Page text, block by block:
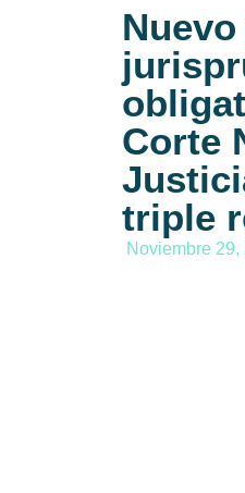
Corte
triple
Noviembre 29,